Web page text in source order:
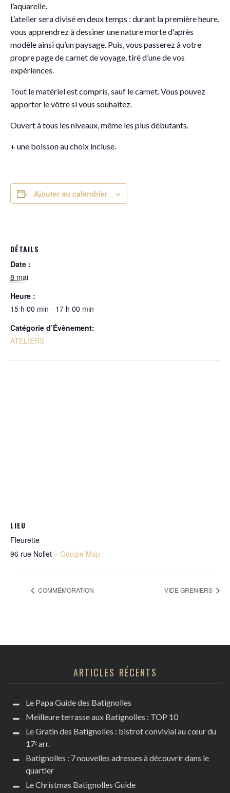
l’aquarelle.
L’atelier sera divisé en deux temps : durant la première heure,
vous apprendrez à dessiner une nature morte d'après
modèle ainsi qu’un paysage. Puis, vous passerez à votre
propre page de carnet de voyage, tiré d’une de vos
expériences.
Tout le matériel est compris, sauf le carnet. Vous pouvez
apporter le vôtre si vous souhaitez.
Ouvert à tous les niveaux, même les plus débutants.
+ une boisson au choix incluse.
Ajouter au calendrier
DÉTAILS
Date :
8 mai
Heure :
15 h 00 min - 17 h 00 min
Catégorie d’Évènement:
ATELIERS
LIEU
Fleurette
96 rue Nollet + Google Map
COMMÉMORATION VIDE GRENIERS
ARTICLES RÉCENTS
Le Papa Guide des Batignolles
Meilleure terrasse aux Batignolles : TOP 10
Le Gratin des Batignolles : bistrot convivial au cœur du
17ᵉ arr.
Batignolles : 7 nouvelles adresses à découvrir dans le
quartier
Le Christmas Batignolles Guide